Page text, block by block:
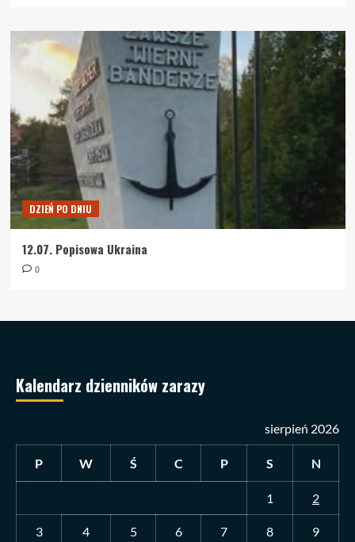
DZIEŃ PO DNIU
12.07. Popisowa Ukraina
0
Kalendarz dzienników zarazy
sierpień 2026
P W Ś C P S N
1 2
3 4 5 6 7 8 9